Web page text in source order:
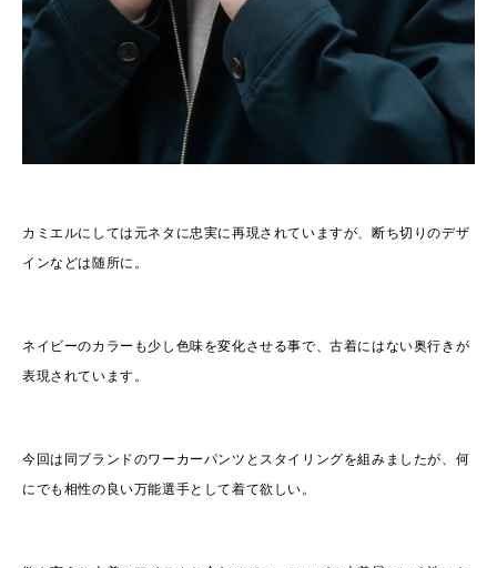
カミエルにしては元ネタに忠実に再現されていますが、断ち切りのデザ
インなどは随所に。
ネイビーのカラーも少し色味を変化させる事で、古着にはない奥行きが
表現されています。
今回は同ブランドのワーカーパンツとスタイリングを組みましたが、何
にでも相性の良い万能選手として着て欲しい。